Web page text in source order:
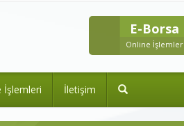
E-Borsa
Online İşlemler
İşlemleri İletişim